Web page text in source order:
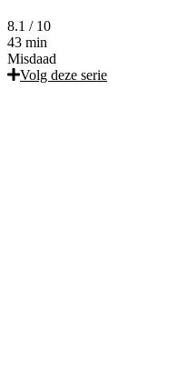
8.1 / 10
43 min
Misdaad
Volg deze serie